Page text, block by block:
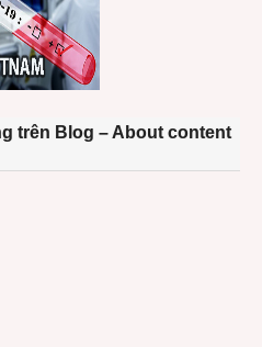
trên Blog – About content